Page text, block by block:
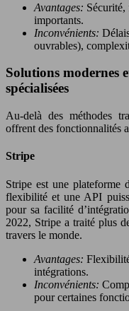
Avantages:
importants.
Inconvénients:
ouvrables),
Solutions modernes
spécialisées
Au-delà des méthodes
offrent des fonctionnalités
Stripe
Stripe est une plateforme
flexibilité et une API
pour sa facilité
2022, Stripe a traité plus
travers le monde.
Avantages:
intégrations.
Inconvénients:
pour certaines